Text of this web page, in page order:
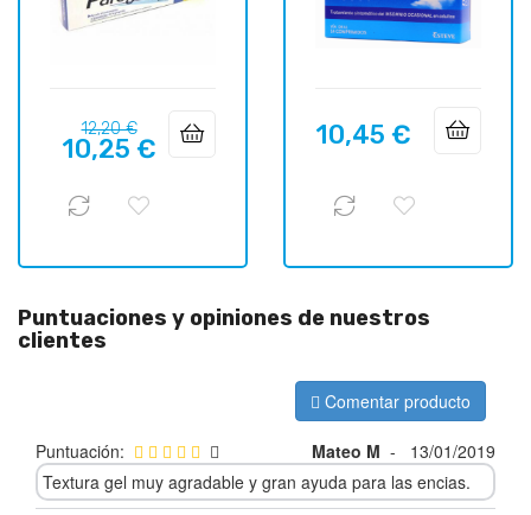
Precio
regular
12,20 €Precio
10,25 € Precio
10,45 €
Puntuaciones y opiniones de nuestros
clientes
Comentar producto
Puntuación: Mateo M -
13/01/2019
Textura gel muy agradable y gran ayuda para las encias.